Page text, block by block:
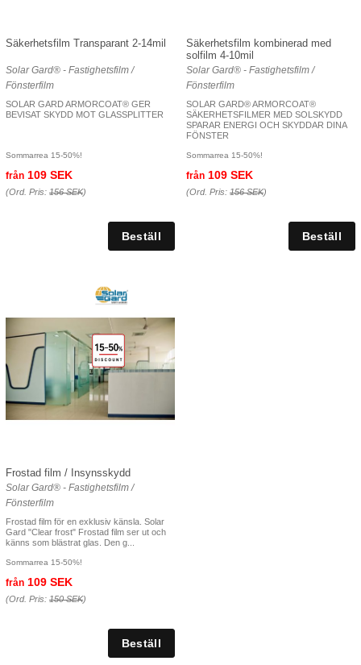
Säkerhetsfilm Transparant 2-14mil
Solar Gard® - Fastighetsfilm /
Fönsterfilm
SOLAR GARD ARMORCOAT® GER
BEVISAT SKYDD MOT GLASSPLITTER
Sommarrea 15-50%!
från 109 SEK
(Ord. Pris: 156 SEK)
Säkerhetsfilm kombinerad med
solfilm 4-10mil
Solar Gard® - Fastighetsfilm /
Fönsterfilm
SOLAR GARD® ARMORCOAT®
SÄKERHETSFILMER MED SOLSKYDD
SPARAR ENERGI OCH SKYDDAR DINA
FÖNSTER
Sommarrea 15-50%!
från 109 SEK
(Ord. Pris: 156 SEK)
Frostad film / Insynsskydd
Solar Gard® - Fastighetsfilm /
Fönsterfilm
Frostad film för en exklusiv känsla. Solar
Gard "Clear frost" Frostad film ser ut och
känns som blästrat glas. Den g...
Sommarrea 15-50%!
från 109 SEK
(Ord. Pris: 150 SEK)